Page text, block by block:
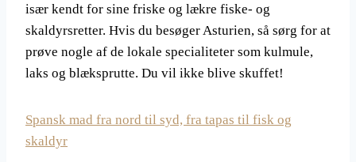
især kendt for sine friske og lækre fiske- og
skaldyrsretter. Hvis du besøger Asturien, så sørg for at
prøve nogle af de lokale specialiteter som kulmule,
laks og blæksprutte. Du vil ikke blive skuffet!
Spansk mad fra nord til syd, fra tapas til fisk og
skaldyr